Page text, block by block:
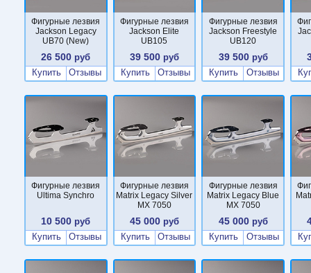
Фигурные лезвия
Jackson Legacy
UB70 (New)
26 500 руб
Купить
Отзывы
Фигурные лезвия
Jackson Elite
UB105
39 500 руб
Купить
Отзывы
Фигурные лезвия
Jackson Freestyle
UB120
39 500руб
Купить
Отзывы
Фигурные лезвия
Ultima Synchro
10 500 руб
Купить
Отзывы
Фигурные лезвия
Matrix Legacy Silver
MX 7050
45 000 руб
Купить
Отзывы
Фигурные лезвия
Matrix Legacy Blue
MX 7050
45 000руб
Купить
Отзывы